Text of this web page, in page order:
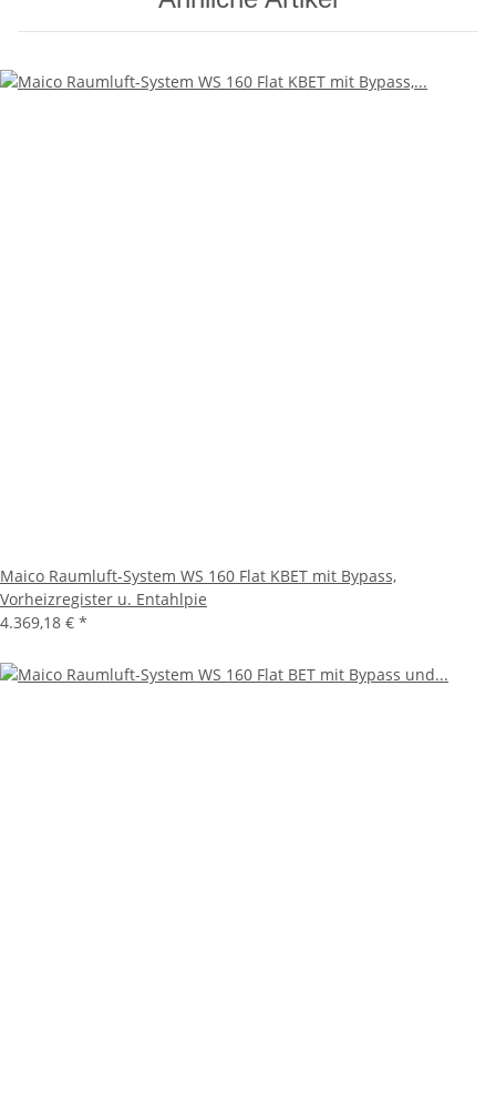
Maico Raumluft-System WS 160 Flat KBET mit Bypass,
Vorheizregister u. Entahlpie
4.369,18 € *